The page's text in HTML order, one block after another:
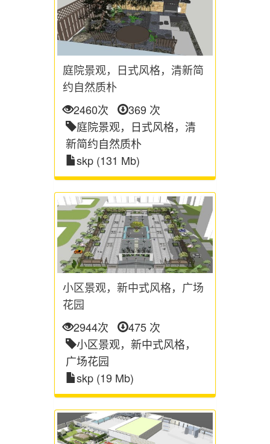
庭院景观，日式风格，清新简
约自然质朴
2460次
369 次
庭院景观，日式风格，清
新简约自然质朴
skp (131 Mb)
小区景观，新中式风格，广场
花园
2944次
475 次
小区景观，新中式风格，
广场花园
skp (19 Mb)